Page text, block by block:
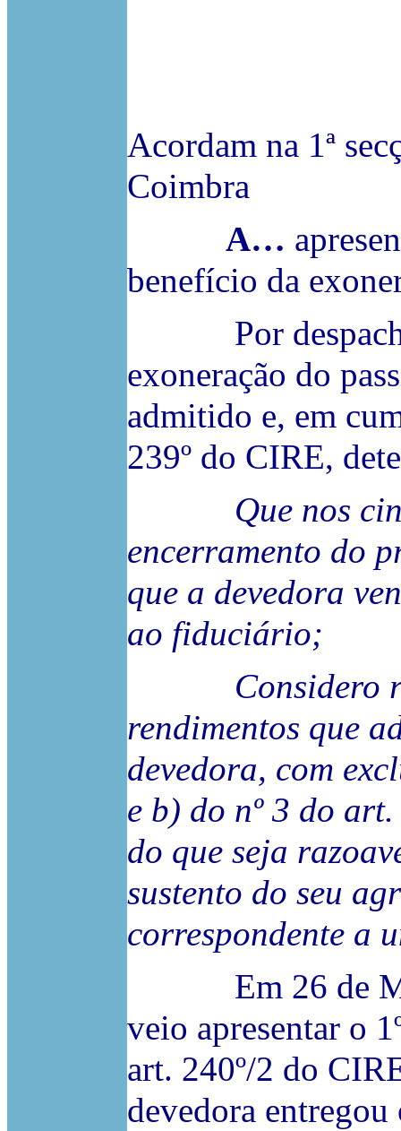
Acordam na 1ª
Coimbra
A…
benefício da
Por despacho
exoneração do
admitido e, em
239º do CIRE,
Que nos
encerramento do
que a devedora
ao fiduciário;
Considero
rendimentos que
devedora, com
e b) do nº 3 do
do que seja
sustento do seu
correspondente a
Em 26 de
veio apresentar o
art. 240º/2 do
devedora